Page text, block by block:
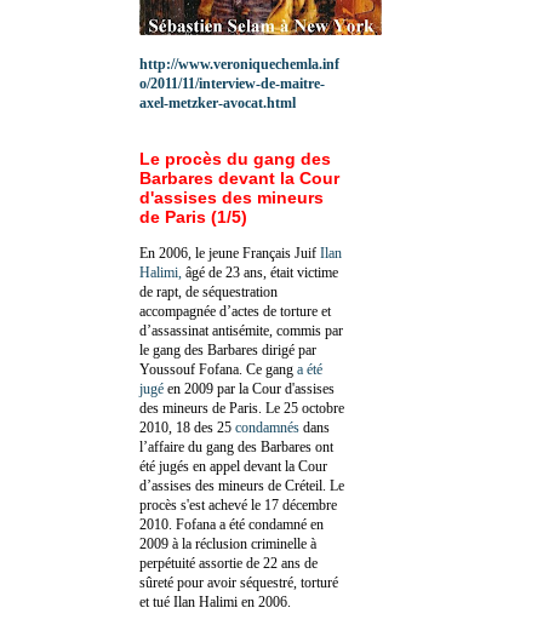
http://www.veroniquechemla.inf
o/2011/11/interview-de-maitre-
axel-metzker-avocat.html
Le procès du gang des
Barbares devant la Cour
d'assises des mineurs
de Paris (1/5)
En 2006, le jeune Français Juif Ilan
Halimi, âgé de 23 ans, était victime
de rapt, de séquestration
accompagnée d’actes de torture et
d’assassinat antisémite, commis par
le gang des Barbares dirigé par
Youssouf Fofana. Ce gang a été
jugé en 2009 par la Cour d'assises
des mineurs de Paris. Le 25 octobre
2010, 18 des 25 condamnés dans
l’affaire du gang des Barbares ont
été jugés en appel devant la Cour
d’assises des mineurs de Créteil. Le
procès s'est achevé le 17 décembre
2010. Fofana a été condamné en
2009 à la réclusion criminelle à
perpétuité assortie de 22 ans de
sûreté pour avoir séquestré, torturé
et tué Ilan Halimi en 2006.